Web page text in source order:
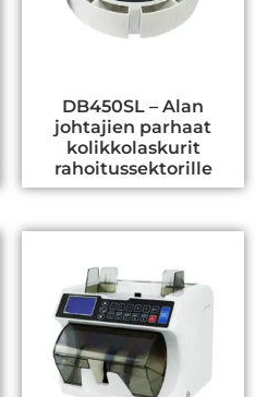
DB450SL – Alan
johtajien parhaat
kolikkolaskurit
rahoitussektorille